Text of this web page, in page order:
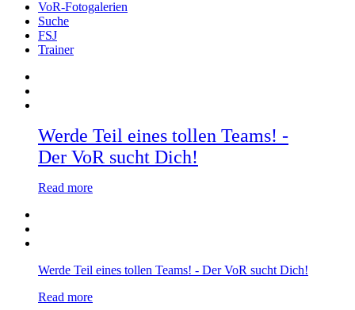
VoR-Fotogalerien
Suche
FSJ
Trainer
Werde Teil eines tollen Teams! -
Der VoR sucht Dich!
Read more
Werde Teil eines tollen Teams! - Der VoR sucht Dich!
Read more